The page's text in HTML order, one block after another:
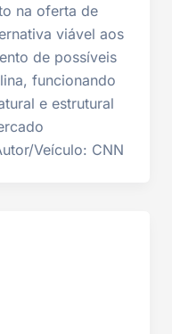
na oferta de
viável aos
de possíveis
funcionando
e estrutural
Veículo: CNN